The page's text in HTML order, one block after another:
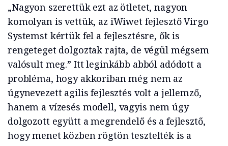
„Nagyon szerettük ezt az ötletet, nagyon
komolyan is vettük, az iWiwet fejlesztő Virgo
Systemst kértük fel a fejlesztésre, ők is
rengeteget dolgoztak rajta, de végül mégsem
valósult meg.” Itt leginkább abból adódott a
probléma, hogy akkoriban még nem az
úgynevezett agilis fejlesztés volt a jellemző,
hanem a vízesés modell, vagyis nem úgy
dolgozott együtt a megrendelő és a fejlesztő,
hogy menet közben rögtön tesztelték is a